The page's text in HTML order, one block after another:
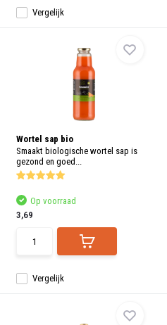
Vergelijk
Wortel sap bio
Smaakt biologische wortel sap is
gezond en goed...
Vergelijk
Op voorraad
3,69